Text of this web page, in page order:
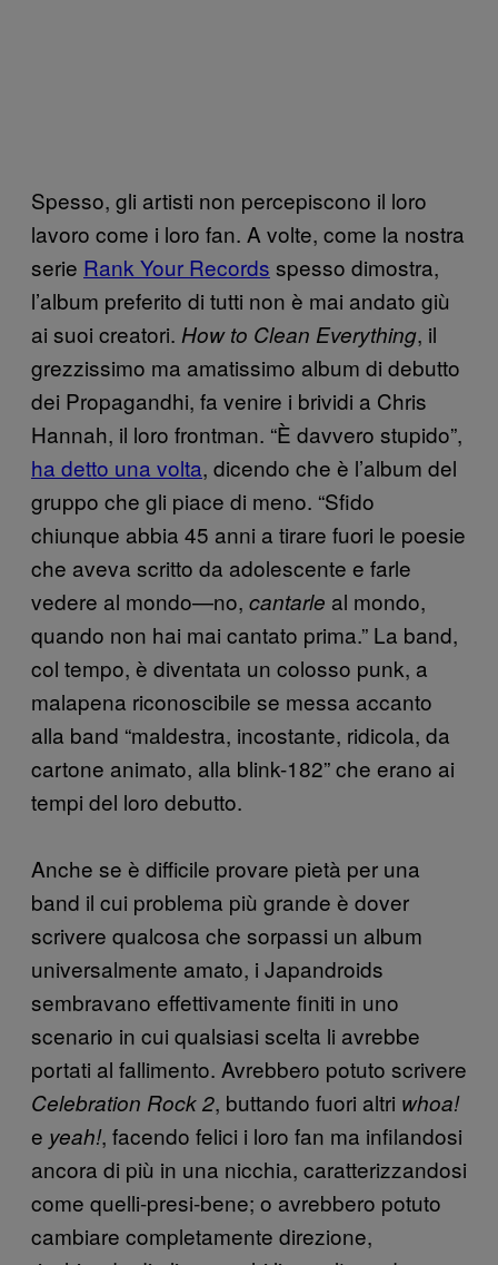
Spesso, gli artisti non percepiscono il loro
lavoro come i loro fan. A volte, come la nostra
serie Rank Your Records spesso dimostra,
l’album preferito di tutti non è mai andato giù
ai suoi creatori. How to Clean Everything, il
grezzissimo ma amatissimo album di debutto
dei Propagandhi, fa venire i brividi a Chris
Hannah, il loro frontman. “È davvero stupido”,
ha detto una volta, dicendo che è l’album del
gruppo che gli piace di meno. “Sfido
chiunque abbia 45 anni a tirare fuori le poesie
che aveva scritto da adolescente e farle
vedere al mondo—no, cantarle al mondo,
quando non hai mai cantato prima.” La band,
col tempo, è diventata un colosso punk, a
malapena riconoscibile se messa accanto
alla band “maldestra, incostante, ridicola, da
cartone animato, alla blink-182” che erano ai
tempi del loro debutto.
Anche se è difficile provare pietà per una
band il cui problema più grande è dover
scrivere qualcosa che sorpassi un album
universalmente amato, i Japandroids
sembravano effettivamente finiti in uno
scenario in cui qualsiasi scelta li avrebbe
portati al fallimento. Avrebbero potuto scrivere
Celebration Rock 2, buttando fuori altri whoa!
e yeah!, facendo felici i loro fan ma infilandosi
ancora di più in una nicchia, caratterizzandosi
come quelli-presi-bene; o avrebbero potuto
cambiare completamente direzione,